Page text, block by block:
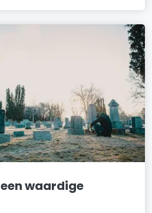
waardige